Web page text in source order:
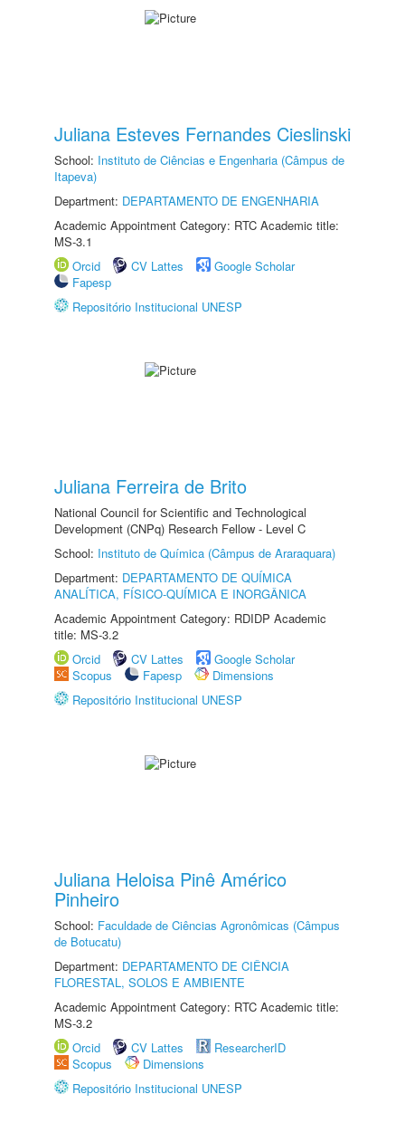
Juliana Esteves Fernandes Cieslinski
School: Instituto de Ciências e Engenharia (Câmpus de
Itapeva)
Department: DEPARTAMENTO DE ENGENHARIA
Academic Appointment Category: RTC Academic title:
MS-3.1
Orcid
CV Lattes
Google Scholar
Fapesp
Repositório Institucional UNESP
Juliana Ferreira de Brito
National Council for Scientific and Technological
Development (CNPq) Research Fellow - Level C
School: Instituto de Química (Câmpus de Araraquara)
Department: DEPARTAMENTO DE QUÍMICA
ANALÍTICA, FÍSICO-QUÍMICA E INORGÂNICA
Academic Appointment Category: RDIDP Academic
title: MS-3.2
Orcid
CV Lattes
Google Scholar
Scopus
Fapesp
Dimensions
Repositório Institucional UNESP
Juliana Heloisa Pinê Américo
Pinheiro
School: Faculdade de Ciências Agronômicas (Câmpus
de Botucatu)
Department: DEPARTAMENTO DE CIÊNCIA
FLORESTAL, SOLOS E AMBIENTE
Academic Appointment Category: RTC Academic title:
MS-3.2
Orcid
CV Lattes
ResearcherID
Scopus
Dimensions
Repositório Institucional UNESP